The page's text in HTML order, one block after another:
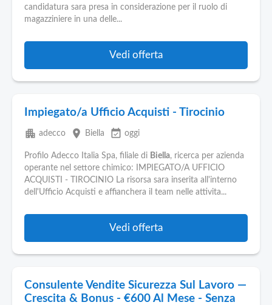
candidatura sara presa in considerazione per il ruolo di
magazziniere in una delle...
Vedi offerta
Impiegato/a Ufficio Acquisti - Tirocinio
apartment adecco place Biella event_available oggi
Profilo Adecco Italia Spa, filiale di Biella, ricerca per azienda
operante nel settore chimico: IMPIEGATO/A UFFICIO
ACQUISTI - TIROCINIO La risorsa sara inserita all'interno
dell'Ufficio Acquisti e affianchera il team nelle attivita...
Vedi offerta
Consulente Vendite Sicurezza Sul Lavoro —
Crescita & Bonus - €600 Al Mese - Senza